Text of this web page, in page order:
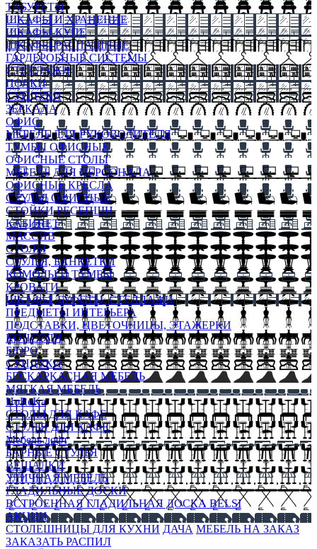
ТАБУРЕТЫ
ШКАФЫ И ХРАНЕНИЕ
ШКАФЫ-КУПЕ
ШКАФЫ-РАСПАШНЫЕ
ГАРДЕРОБНЫЕ СИСТЕМЫ
СТЕЛЛАЖИ
ПОЛКИ
СУНДУКИ
ЗЕРКАЛА
ОФИС
МЕБЕЛЬ ДЛЯ РУКОВОДИТЕЛЯ
ТУМБЫ ОФИСНЫЕ
ОФИСНЫЕ СТОЛЫ
МЕБЕЛЬ ДЛЯ ПЕРСОНАЛА
ОФИСНЫЕ КРЕСЛА
СТУЛЬЯ ОФИСНЫЕ
СТОЙКИ РЕСЕПШН
КАБИНЕТ
МАССИВ
СТОЛЫ
СТУЛЬЯ, БАНКЕТКИ
КОМОДЫ И ТУМБЫ
КРОВАТИ
ШКАФЫ, БУФЕТЫ, СТЕЛЛАЖИ
ПРЕДМЕТЫ ИНТЕРЬЕРА
ПОДСТАВКИ, ЦВЕТОЧНИЦЫ, ЭТАЖЕРКИ
КОНСОЛИ
БЮРО
СУНДУКИ
БЕСКАРКАСНАЯ МЕБЕЛЬ
МЯГКАЯ МЕБЕЛЬ
HoReKa
СТОЛЫ ДЛЯ КАФЕ
СТУЛЬЯ ДЛЯ КАФЕ
Мебель лофт
БАРНЫЕ СТУЛЬЯ
ВЕШАЛКИ
УЛИЧНАЯ МЕБЕЛЬ
ГЛАДИЛЬНЫЕ ДОСКИ
ВСТРОЕННАЯ ГЛАДИЛЬНАЯ ДОСКА BELSI
АКЦИИ
СТОЛЕШНИЦЫ ДЛЯ КУХНИ ДАЧА МЕБЕЛЬ НА ЗАКАЗ
ЗАКАЗАТЬ РАСПИЛ